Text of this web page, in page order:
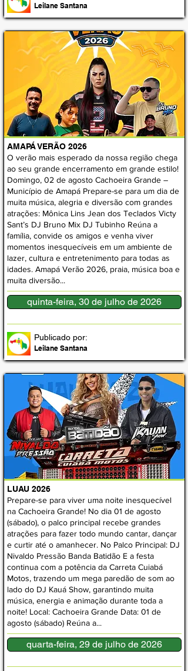
Leilane Santana
AMAPÁ VERÃO 2026
O verão mais esperado da nossa região chega
ao seu grande encerramento em grande estilo!
Domingo, 02 de agosto Cachoeira Grande –
Município de Amapá Prepare-se para um dia de
muita música, alegria e diversão com grandes
atrações: Mônica Lins Jean dos Teclados Victy
Sant’s DJ Bruno Mix DJ Tubinho Reúna a
família, convide os amigos e venha viver
momentos inesquecíveis em um ambiente de
lazer, cultura e entretenimento para todas as
idades. Amapá Verão 2026, praia, música boa e
muita diversão...
quinta-feira, 30 de julho de 2026
Leilane Santana
Publicado por:
LUAU 2026
Prepare-se para viver uma noite inesquecível
na Cachoeira Grande! No dia 01 de agosto
(sábado), o palco principal recebe grandes
atrações para fazer todo mundo cantar, dançar
e curtir até o amanhecer. No Palco Principal: DJ
Nivaldo Pressão Banda Batidão E a festa
continua com a potência da Carreta Cuiabá
Motos, trazendo um mega paredão de som ao
lado do DJ Kauá Show, garantindo muita
música, energia e animação durante toda a
noite! Local: Cachoeira Grande Data: 01 de
agosto (sábado) Reúna a...
quarta-feira, 29 de julho de 2026